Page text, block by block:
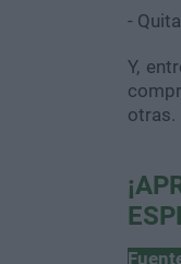
-
Y,
otras.